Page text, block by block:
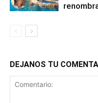
DEJANOS TU